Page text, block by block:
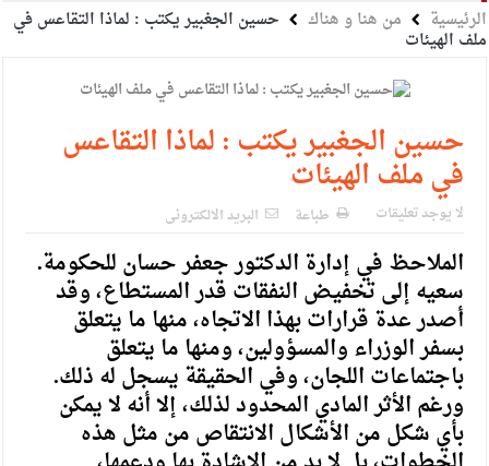
الجيش يفتح باب التجنيد لحملة البكالوريوس في الحقوق والقانون
الإسلامية والمسيحية
الأمن يتلف 16 مليون حبة كبتاجون و1480 كغم مواد مخدرة
النواب يقر مشروع تعديل قانون الملكية العقارية
القاضي يلتقي رؤساء تحرير الصحف اليومية ويؤكد حرص مجلس
النواب على شراكة فاعلة مع الإعلام
دعوة المكلفين بخدمة العلم (الدفعة الثالثة) إلى مراجعة منصة خدمة
العلم
الملك يلتقي مجموعة من رفاق السلاح
الملك يتلقى اتصالا هاتفيا من العاهل البحريني
الرئيسية من هنا و هناك حسين الجغبير يكتب : لماذا التقاعس في
ملف الهيئات
حسين الجغبير يكتب : لماذا التقاعس
في ملف الهيئات
لا يوجد تعليقات طباعة البريد الالكترونى
الملاحظ في إدارة الدكتور جعفر حسان للحكومة.
سعيه إلى تخفيض النفقات قدر المستطاع، وقد
أصدر عدة قرارات بهذا الاتجاه، منها ما يتعلق
بسفر الوزراء والمسؤولين، ومنها ما يتعلق
باجتماعات اللجان، وفي الحقيقة يسجل له ذلك.
ورغم الأثر المادي المحدود لذلك، إلا أنه لا يمكن
بأي شكل من الأشكال الانتقاص من مثل هذه